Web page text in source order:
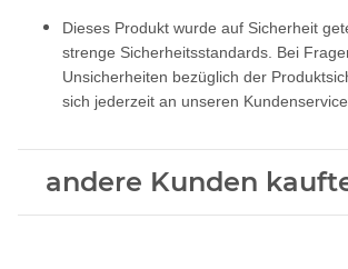
Dieses Produkt wurde auf Sicherheit
strenge Sicherheitsstandards. Bei
Unsicherheiten bezüglich der
sich jederzeit an unseren
andere Kunden